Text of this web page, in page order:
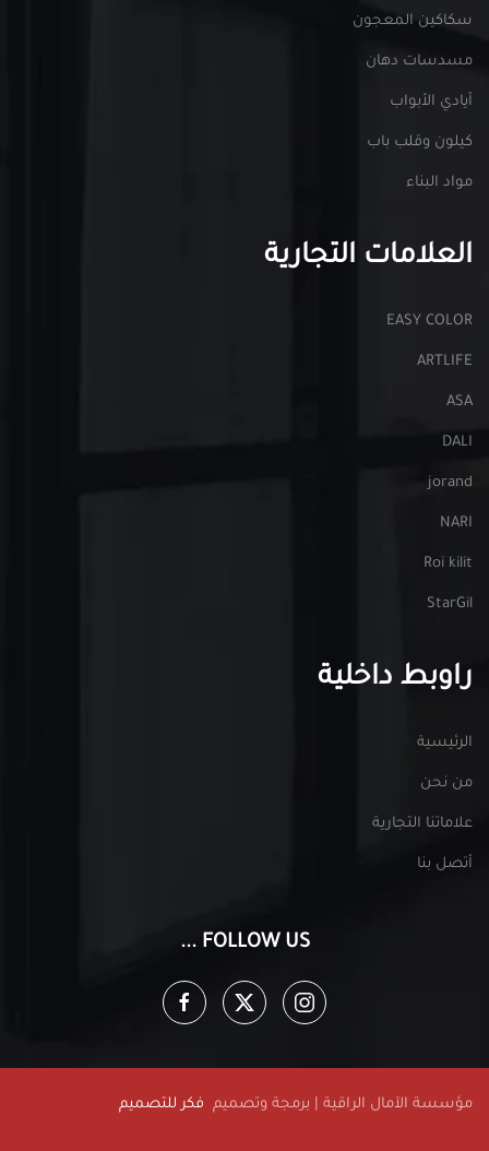
سكاكين المعجون
مسدسات دهان
أيادي الأبواب
كيلون وقلب باب
مواد البناء
العلامات التجارية
EASY COLOR
ARTLIFE
ASA
DALI
jorand
NARI
Roi kilit
StarGil
راوبط داخلية
الرئيسية
من نحن
علاماتنا التجارية
أتصل بنا
FOLLOW US ...
مؤسسة الآمال الراقية | برمجة وتصميم فكر للتصميم